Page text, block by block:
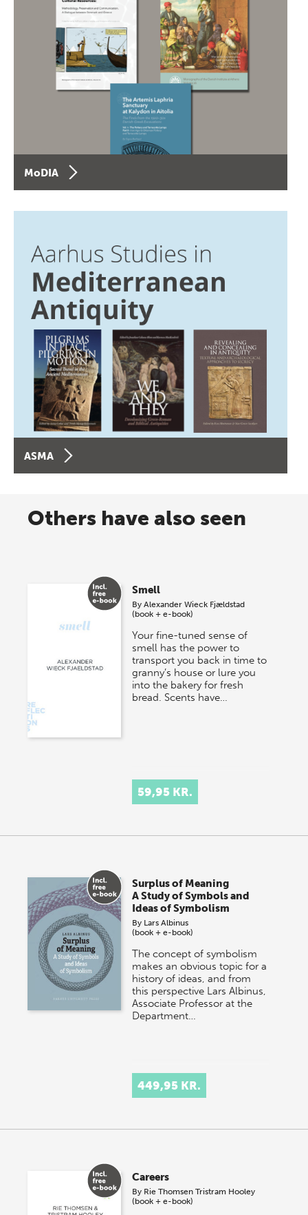
MoDIA
ASMA
Others have also seen
Smell
ByAlexander Wieck Fjældstad
(book + e-book)
Your fine-tuned sense of
smell has the power to
transport you back in time to
granny’s house or lure you
into the bakery for fresh
bread. Scents have…
59,95 KR.
Surplus of Meaning
A Study of Symbols and
Ideas of Symbolism
By Lars Albinus
(book + e-book)
The concept of symbolism
makes an obvious topic for a
history of ideas, and from
this perspective Lars Albinus,
Associate Professor at the
Department…
449,95 KR.
Careers
By Rie Thomsen Tristram Hooley
(book + e-book)